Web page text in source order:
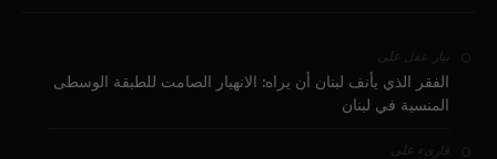
بيار عقل على
الفقر الذي يأنف لبنان أن يراه: الانهيار الصامت للطبقة الوسطى
المنسية في لبنان
قارىء على